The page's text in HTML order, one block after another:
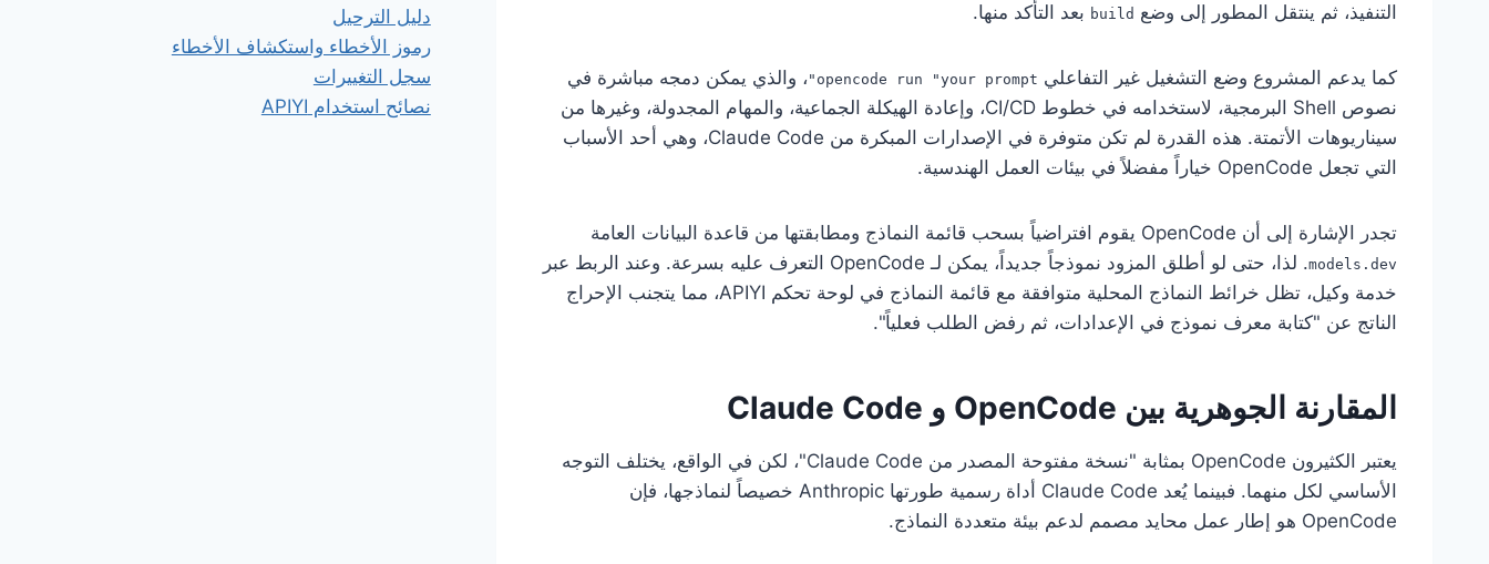
التنفيذ، ثم ينتقل المطور إلى وضع build بعد التأكد منها.
كما يدعم المشروع وضع التشغيل غير التفاعلي opencode run "your prompt"
، والذي يمكن دمجه مباشرة في
نصوص Shell البرمجية، لاستخدامه في خطوط CI/CD، وإعادة الهيكلة الجماعية، والمهام المجدولة، وغيرها من
سيناريوهات الأتمتة. هذه القدرة لم تكن متوفرة في الإصدارات المبكرة من Claude Code، وهي أحد الأسباب
التي تجعل OpenCode خياراً مفضلاً في بيئات العمل الهندسية.
تجدر الإشارة إلى أن OpenCode يقوم افتراضياً بسحب قائمة النماذج ومطابقتها من قاعدة البيانات العامة
models.dev
. لذا، حتى لو أطلق المزود نموذجاً جديداً، يمكن لـ OpenCode التعرف عليه بسرعة. وعند الربط عبر
خدمة وكيل، تظل خرائط النماذج المحلية متوافقة مع قائمة النماذج في لوحة تحكم APIYI، مما يتجنب الإحراج
الناتج عن "كتابة معرف نموذج في الإعدادات، ثم رفض الطلب فعلياً".
المقارنة الجوهرية بين OpenCode و Claude Code
يعتبر الكثيرون OpenCode بمثابة "نسخة مفتوحة المصدر من Claude Code"، لكن في الواقع، يختلف التوجه
الأساسي لكل منهما. فبينما يُعد Claude Code أداة رسمية طورتها Anthropic خصيصاً لنماذجها، فإن
OpenCode هو إطار عمل محايد مصمم لدعم بيئة متعددة النماذج.
دليل الترحيل
رموز الأخطاء واستكشاف الأخطاء
سجل التغييرات
نصائح استخدام APIYI